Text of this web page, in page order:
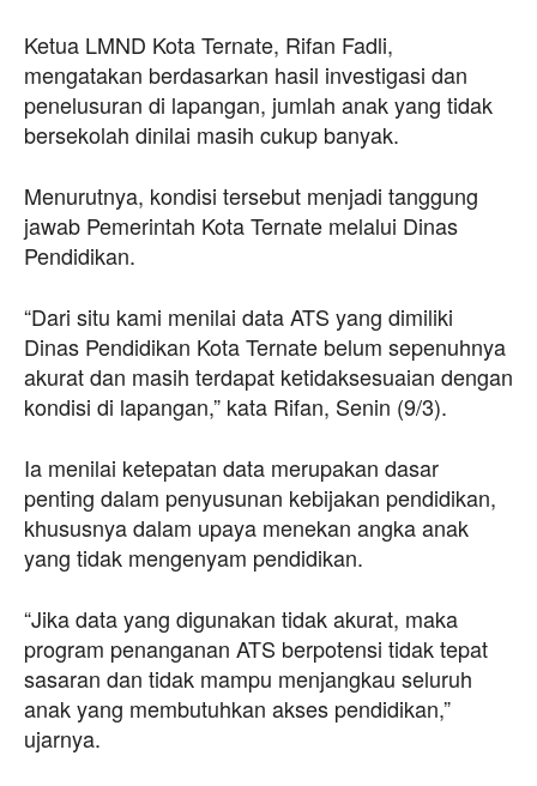
Ketua LMND Kota Ternate, Rifan Fadli,
mengatakan berdasarkan hasil investigasi dan
penelusuran di lapangan, jumlah anak yang tidak
bersekolah dinilai masih cukup banyak.
Menurutnya, kondisi tersebut menjadi tanggung
jawab Pemerintah Kota Ternate melalui Dinas
Pendidikan.
“Dari situ kami menilai data ATS yang dimiliki
Dinas Pendidikan Kota Ternate belum sepenuhnya
akurat dan masih terdapat ketidaksesuaian dengan
kondisi di lapangan,” kata Rifan, Senin (9/3).
Ia menilai ketepatan data merupakan dasar
penting dalam penyusunan kebijakan pendidikan,
khususnya dalam upaya menekan angka anak
yang tidak mengenyam pendidikan.
“Jika data yang digunakan tidak akurat, maka
program penanganan ATS berpotensi tidak tepat
sasaran dan tidak mampu menjangkau seluruh
anak yang membutuhkan akses pendidikan,”
ujarnya.